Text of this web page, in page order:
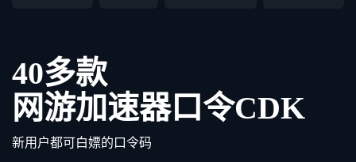
40多款
网游加速器口令CDK
新用户都可白嫖的口令码